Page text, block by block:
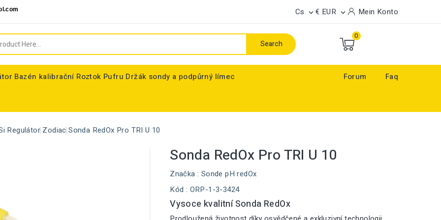
Cs € EUR  Mein Konto
Search
0
Bazén kalibrační Roztok Pufru Držák sondy a podpůrný límec Forum Faq
Regulátor Zodiac Sonda RedOx Pro TRI U 10
Sonda RedOx Pro TRI U 10
Značka : Sonde pH redOx
Kód : ORP-1-3-3424
Vysoce kvalitní Sonda RedOx